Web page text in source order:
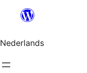
de
inhoud
Nederlands